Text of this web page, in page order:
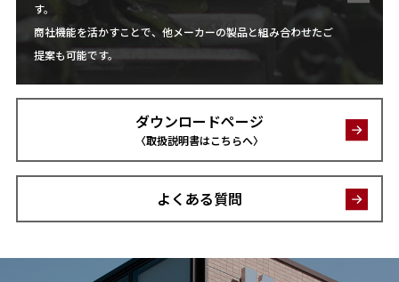
す。
商社機能を活かすことで、他メーカーの製品と組み合わせたご
提案も可能です。
ダウンロードページ
〈取扱説明書はこちらへ〉
よくある質問